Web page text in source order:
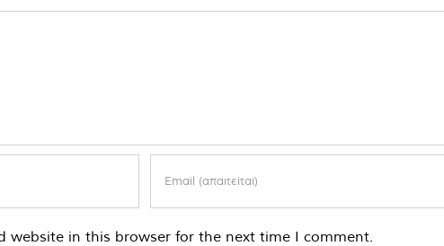
website in this browser for the next time I comment.